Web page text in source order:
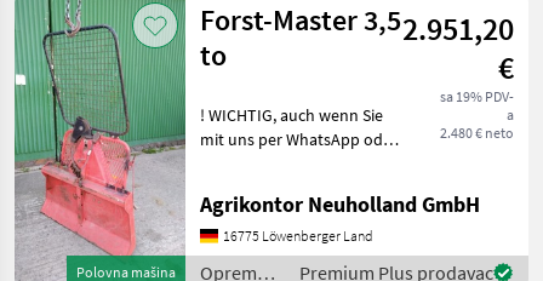
Kategorija 4 Država Filteri
TRENUTNA
PUTANJA
Šumarstvo
Oprema
Za Sumu
I Obradu
Drveta
Resetuj
Prikaži 2
rezultata
Polovna mašina
Forst-Master 3,5
to
2.951,20
€
sa 19% PDV-
a
2.480 € neto
! WICHTIG, auch wenn Sie
mit uns per WhatsApp oder
kaufen, bitte kontrollieren
Sie die Auftragsbestätigung,
Proforma und auch
Agrikontor Neuholland GmbH
16775 Löwenberger Land
Oprema
Premium Plus prodavac